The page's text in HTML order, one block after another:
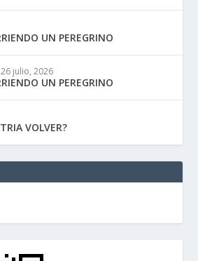
UN PEREGRINO
26 julio, 2026
UN PEREGRINO
VOLVER?